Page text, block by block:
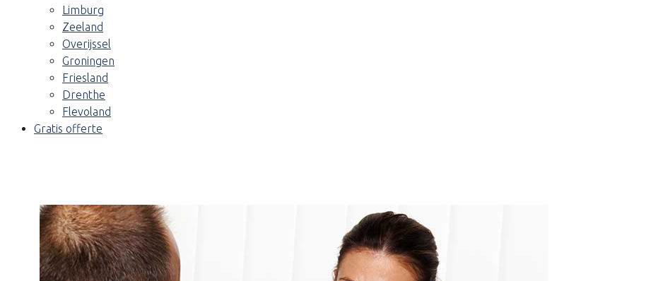
Limburg
Zeeland
Overijssel
Groningen
Friesland
Drenthe
Flevoland
Gratis offerte